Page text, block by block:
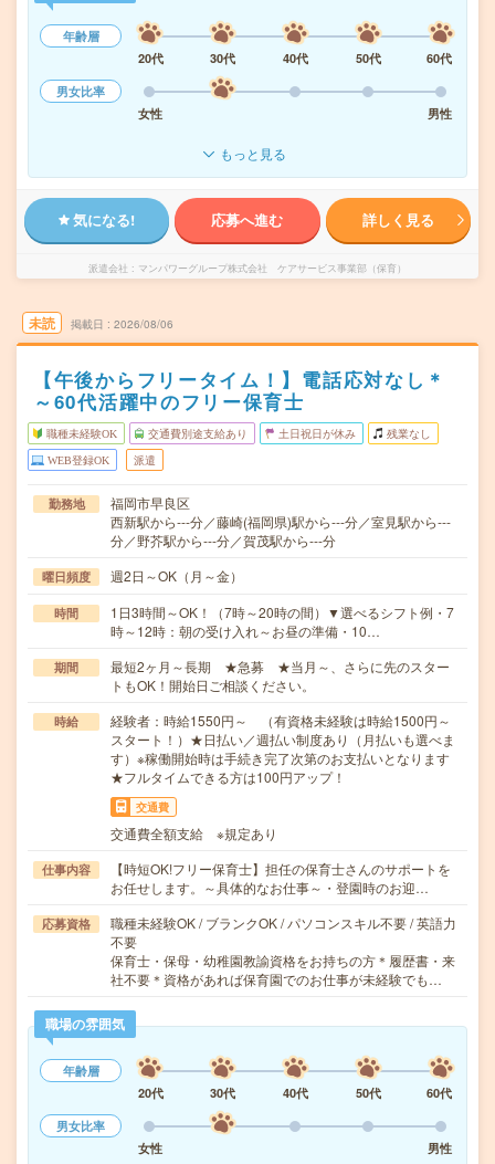
年齢層
20代
30代 40代 50代
60代
男女比率
女性
男性
もっと見る
気になる! 応募へ進む 詳しく見る
派遣会社 マンパワーグループ株式会社 ケアサービス事業部（保育）
未読 掲載日 2026/08/06
【午後からフリータイム！】電話応対なし＊
～60代活躍中のフリー保育士
職種未経験OK 交通費別途支給あり 土日祝日が休み 残業なし
WEB登録OK 派遣
勤務地
福岡市早良区
西新駅から---分／藤崎(福岡県)駅から---分／室見駅から---
分／野芥駅から---分／賀茂駅から---分
曜日頻度 週2日～OK（月～金）
時間
1日3時間～OK！（7時～20時の間）▼選べるシフト例・7
時～12時：朝の受け入れ～お昼の準備・10…
期間
最短2ヶ月～長期 ★急募 ★当月～、さらに先のスター
トもOK！開始日ご相談ください。
時給
経験者：時給1550円～ （有資格未経験は時給1500円～
スタート！）★日払い／週払い制度あり（月払いも選べま
す）※稼働開始時は手続き完了次第のお支払いとなります
★フルタイムできる方は100円アップ！
交通費
交通費全額支給 ※規定あり
仕事内容
【時短OK!フリー保育士】担任の保育士さんのサポートを
お任せします。～具体的なお仕事～・登園時のお迎…
応募資格
職種未経験OK / ブランクOK / パソコンスキル不要 / 英語力
不要
保育士・保母・幼稚園教諭資格をお持ちの方＊履歴書・来
社不要＊資格があれば保育園でのお仕事が未経験でも…
職場の雰囲気
年齢層
20代
30代 40代 50代
60代
男女比率
女性
男性